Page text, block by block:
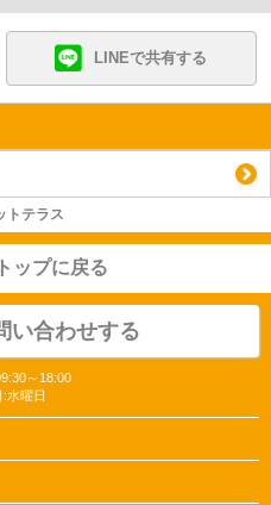
LINEで共有する
トテラス
ップに戻る
い合わせする
～18:00
水曜日